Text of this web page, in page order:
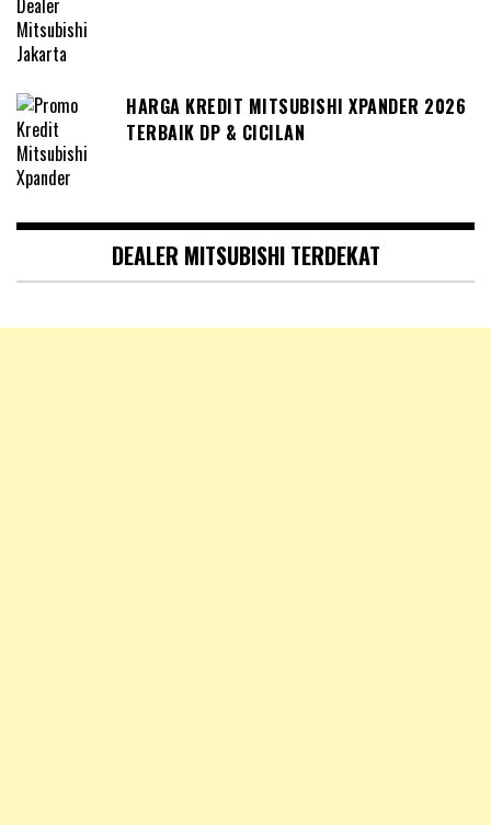
HARGA KREDIT MITSUBISHI XPANDER 2026
TERBAIK DP & CICILAN
DEALER MITSUBISHI TERDEKAT